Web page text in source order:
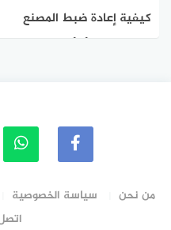
كيفية إعادة ضبط المصنع
من نحن سياسة الخصوصية